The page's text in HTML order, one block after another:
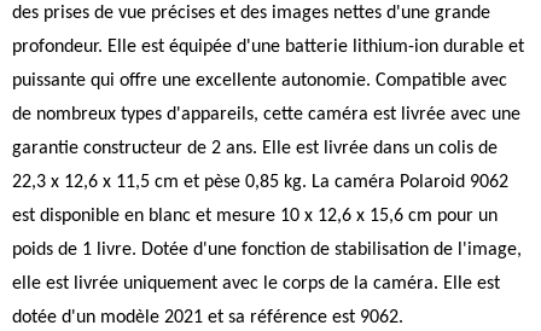
des prises de vue précises et des images nettes d'une grande
profondeur. Elle est équipée d'une batterie lithium-ion durable et
puissante qui offre une excellente autonomie. Compatible avec
de nombreux types d'appareils, cette caméra est livrée avec une
garantie constructeur de 2 ans. Elle est livrée dans un colis de
22,3 x 12,6 x 11,5 cm et pèse 0,85 kg. La caméra Polaroid 9062
est disponible en blanc et mesure 10 x 12,6 x 15,6 cm pour un
poids de 1 livre. Dotée d'une fonction de stabilisation de l'image,
elle est livrée uniquement avec le corps de la caméra. Elle est
dotée d'un modèle 2021 et sa référence est 9062.